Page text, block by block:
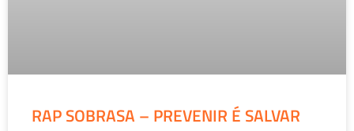
RAP SOBRASA – PREVENIR É SALVAR